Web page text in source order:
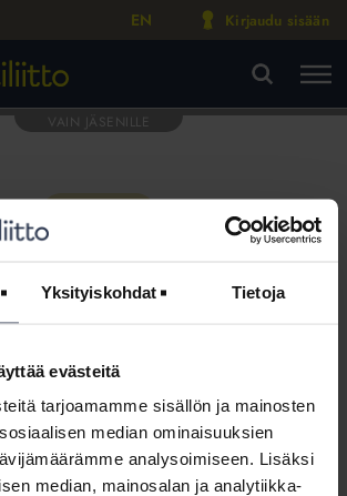
Yksityiskohdat Tietoja
evästeitä
tarjoamamme sisällön ja mainosten
median ominaisuuksien
analysoimiseen. Lisäksi
median, mainosalan ja analytiikka-
EN Kirjaudu sisään
osio on rajattu
jäsenyritysten